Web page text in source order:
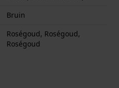
Bruin
Roségoud, Roségoud,
Roségoud